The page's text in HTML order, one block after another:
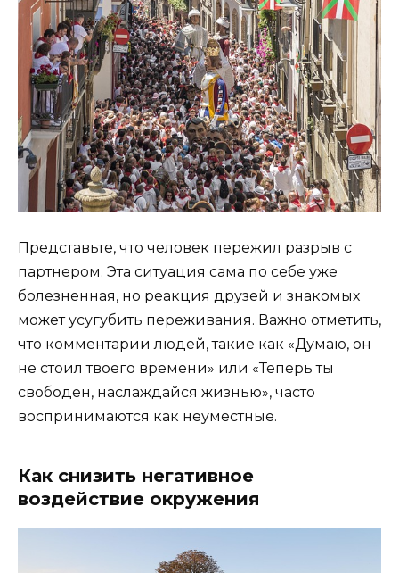
Представьте, что человек пережил разрыв с
партнером. Эта ситуация сама по себе уже
болезненная, но реакция друзей и знакомых
может усугубить переживания. Важно отметить,
что комментарии людей, такие как «Думаю, он
не стоил твоего времени» или «Теперь ты
свободен, наслаждайся жизнью», часто
воспринимаются как неуместные.
Как снизить негативное
воздействие окружения